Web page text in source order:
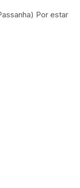
Por estar